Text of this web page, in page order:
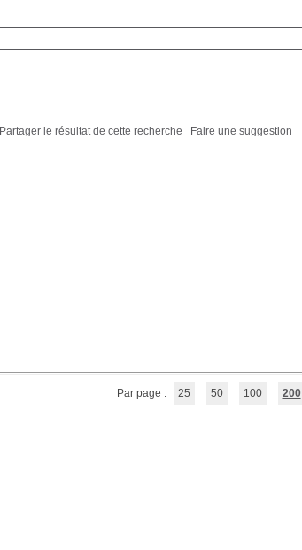
Partager le résultat de cette recherche Faire une suggestion
Par page : 25 50 100 200